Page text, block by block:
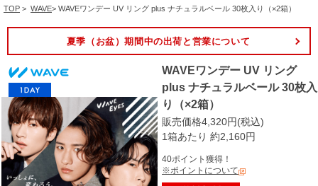
TOP > WAVE> WAVEワンデー UV リング plus ナチュラルベール 30枚入り（×2箱）
夏季（お盆）期間中の出荷と営業について
WAVEワンデー UV リング
plus ナチュラルベール 30枚入
り（×2箱）
販売価格4,320円(税込)
1箱あたり 約2,160円
40ポイント獲得！
※ポイントについて